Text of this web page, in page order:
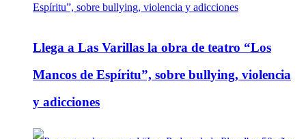
Llega a Las Varillas la obra de teatro “Los
Mancos de Espíritu”, sobre bullying, violencia
y adicciones